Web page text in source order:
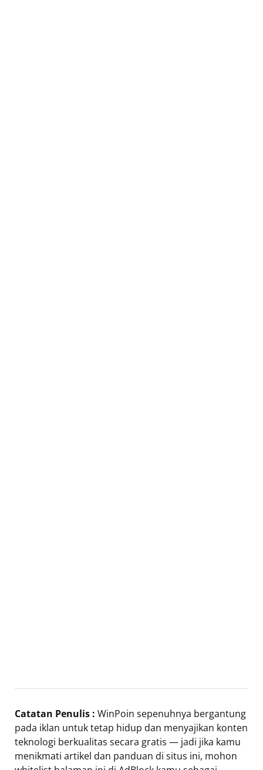
Catatan Penulis : WinPoin sepenuhnya bergantung
pada iklan untuk tetap hidup dan menyajikan konten
teknologi berkualitas secara gratis — jadi jika kamu
menikmati artikel dan panduan di situs ini, mohon